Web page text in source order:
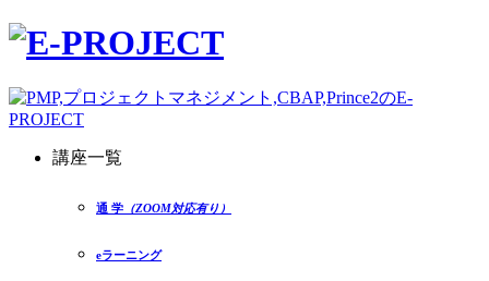
講座一覧
通 学 （ZOOM対応有り）
eラーニング